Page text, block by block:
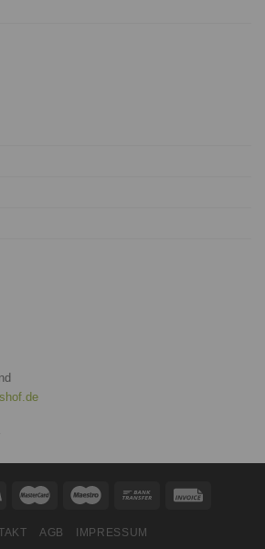
AGB IMPRESSUM